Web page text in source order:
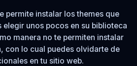
permite instalar los themes que
elegir unos pocos en su biblioteca
manera no te permiten instalar
con lo cual puedes olvidarte de
en tu sitio web.